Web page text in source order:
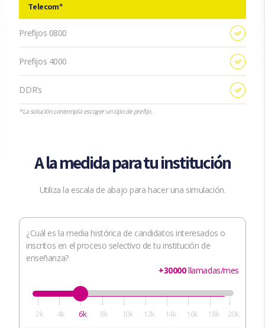
Telecom*
Prefijos 0800
Prefijos 4000
DDR’s
*La solución contempla escoger un tipo de prefijo.
A la medida para tu institución
Utiliza la escala de abajo para hacer una simulación.
¿Cuál es la media histórica de candidatos interesados o
inscritos en el proceso selectivo de tu institución de
enseñanza?
+30000llamadas/mes
2k 4k 6k 8k 10k 12k 14k 16k 18k 20k